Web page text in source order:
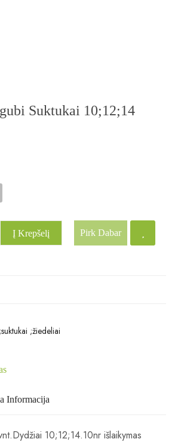
Suktukai 10;12;14
Į Krepšelį Pirk Dabar
;žiedeliai
Informacija
10;12;14.10nr išlaikymas